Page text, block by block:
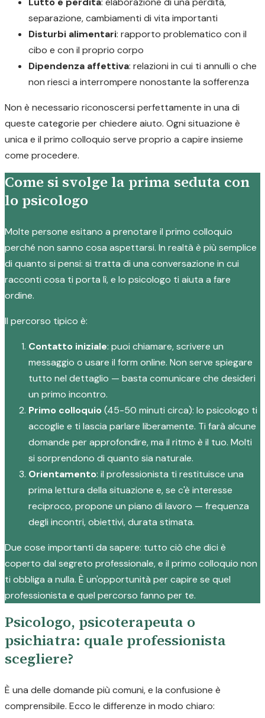
separazione, cambiamenti di vita importanti
Disturbi alimentari: rapporto problematico con il
cibo e con il proprio corpo
Dipendenza affettiva: relazioni in cui ti annulli o che
non riesci a interrompere nonostante la sofferenza
Non è necessario riconoscersi perfettamente in una di
queste categorie per chiedere aiuto. Ogni situazione è
unica e il primo colloquio serve proprio a capire insieme
come procedere.
Come si svolge la prima seduta con
lo psicologo
Molte persone esitano a prenotare il primo colloquio
perché non sanno cosa aspettarsi. In realtà è più semplice
di quanto si pensi: si tratta di una conversazione in cui
racconti cosa ti porta lì, e lo psicologo ti aiuta a fare
ordine.
Il percorso tipico è:
Contatto iniziale: puoi chiamare, scrivere un
messaggio o usare il form online. Non serve spiegare
tutto nel dettaglio — basta comunicare che desideri
un primo incontro.
Primo colloquio(45-50 minuti circa): lo psicologo ti
accoglie e ti lascia parlare liberamente. Ti farà alcune
domande per approfondire, ma il ritmo è il tuo. Molti
si sorprendono di quanto sia naturale.
Orientamento: il professionista ti restituisce una
prima lettura della situazione e, se c'è interesse
reciproco, propone un piano di lavoro — frequenza
degli incontri, obiettivi, durata stimata.
Due cose importanti da sapere: tutto ciò che dici è
coperto dal segreto professionale, e il primo colloquio non
ti obbliga a nulla. È un'opportunità per capire se quel
professionista e quel percorso fanno per te.
Psicologo, psicoterapeuta o
psichiatra: quale professionista
scegliere?
È una delle domande più comuni, e la confusione è
comprensibile. Ecco le differenze in modo chiaro: